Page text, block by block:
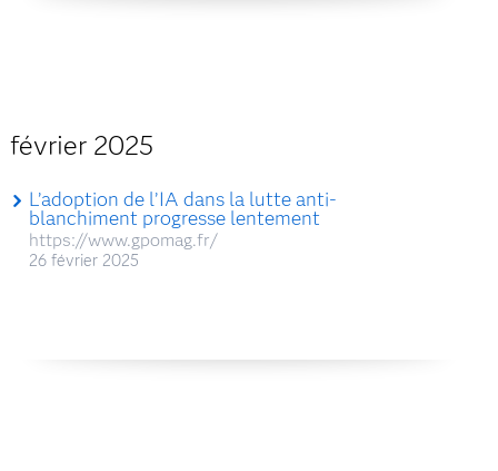
février 2025
L’adoption de l’IA dans la lutte anti-
blanchiment progresse lentement
https://www.gpomag.fr/
26 février 2025